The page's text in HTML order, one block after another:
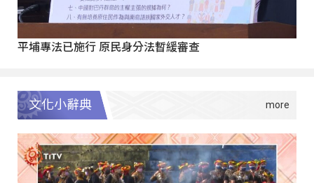
平埔專法已施行 原民身分法暫緩審查
文化小辭典